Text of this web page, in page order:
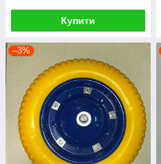
Купити
–3%